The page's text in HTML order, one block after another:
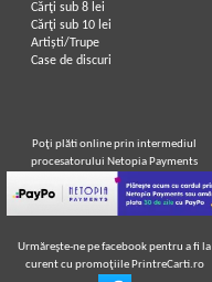
Cărţi sub 8 lei
Cărţi sub 10 lei
Artiști/Trupe
Case de discuri
Poţi plăti online prin intermediul
procesatorului Netopia Payments
Urmăreşte-ne pe facebook pentru a fi la
curent cu promoţiile PrintreCarti.ro